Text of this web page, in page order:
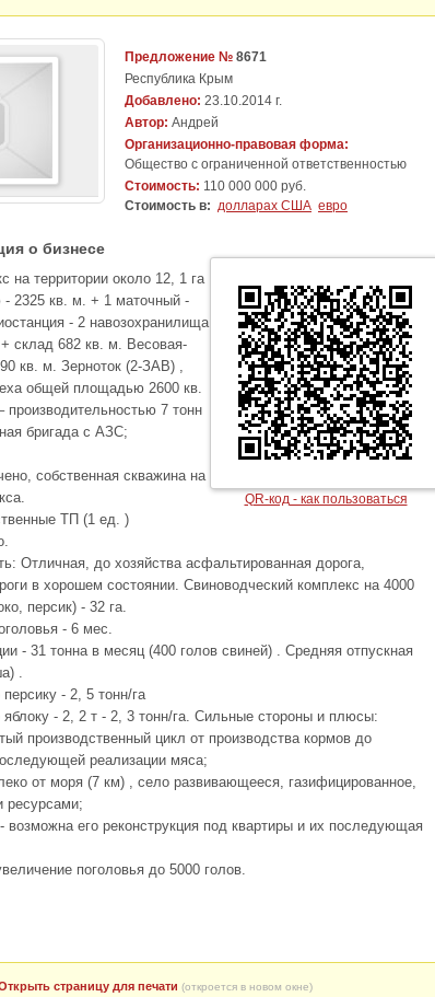
Предложение № 8671
Республика Крым
Добавлено: 23.10.2014 г.
Автор: Андрей
Организационно-правовая форма:
Общество с ограниченной ответственностью
Стоимость: 110 000 000 руб.
Стоимость в: долларах США евро
о бизнесе
QR-код - как пользоваться
на территории около 12, 1 га
2325 кв. м. + 1 маточный -
- 2 навозохранилища
склад 682 кв. м. Весовая-
кв. м. Зерноток (2-ЗАВ) ,
общей площадью 2600 кв.
7 тонн
бригада с АЗС;
собственная скважина на
ТП (1 ед. )
Отличная, до хозяйства асфальтированная дорога,
в хорошем состоянии. Свиноводческий комплекс на 4000
персик) - 32 га.
- 6 мес.
- 31 тонна в месяц (400 голов свиней) . Средняя отпускная
.
- 2, 5 тонн/га
- 2, 2 т - 2, 3 тонн/га. Сильные стороны и плюсы:
производственный цикл от производства кормов до
реализации мяса;
от моря (7 км) , село развивающееся, газифицированное,
ресурсами;
его реконструкция под квартиры и их последующая
поголовья до 5000 голов.
страницу для печати (откроется в новом окне)